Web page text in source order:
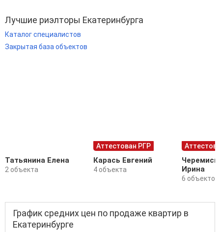
Лучшие риэлторы Екатеринбурга
Каталог специалистов
Закрытая база объектов
Татьянина Елена
2 объекта
Аттестован РГР
Карась Евгений
4 объекта
Ирина
6 объектов
График средних цен по продаже квартир в
Екатеринбурге